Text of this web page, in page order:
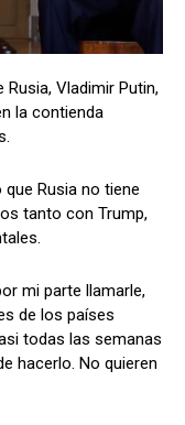
Rusia, Vladimir Putin,
la contienda
Rusia no tiene
tanto con Trump,
mi parte llamarle,
de los países
todas las semanas
hacerlo. No quieren